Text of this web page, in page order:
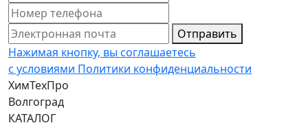
Отправить
Нажимая кнопку, вы соглашаетесь
с условиями Политики конфиденциальности
ХимТехПро
Волгоград
КАТАЛОГ